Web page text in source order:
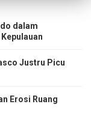
dalam
Justru Picu
Erosi Ruang